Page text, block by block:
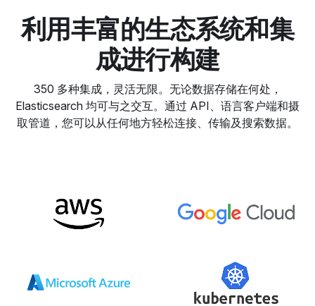
利用丰富的生态系统和集
成进行构建
350 多种集成，灵活无限。无论数据存储在何处，
Elasticsearch 均可与之交互。通过 API、语言客户端和摄
取管道，您可以从任何地方轻松连接、传输及搜索数据。